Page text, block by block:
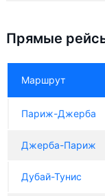
Прямые
Маршрут
Париж-Джерба
Джерба-Париж
Дубай-Тунис